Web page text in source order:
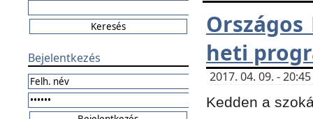
Bejelentkezés
Országos
heti
2017. 04. 09. -
Kedden a